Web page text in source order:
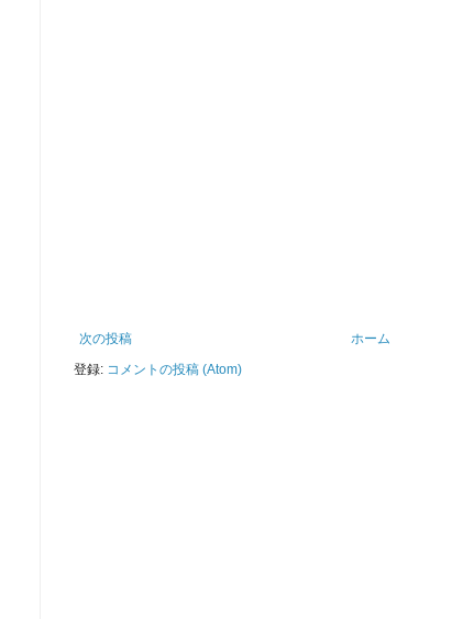
次の投稿
ホーム
登録: コメントの投稿 (Atom)